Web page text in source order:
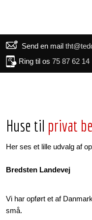
​ Send en mail
​ Ring til os 75 87 62 14
Huse til privat
Her ses et lille udvalg af
Bredsten Landevej
Vi har opført et af
små.